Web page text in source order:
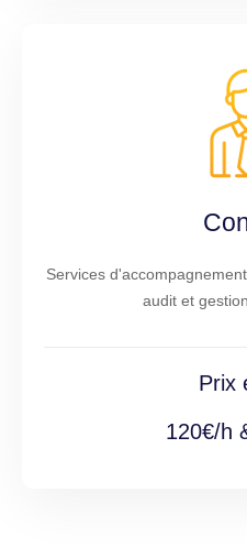
Services
audit et
Prix
120€/h